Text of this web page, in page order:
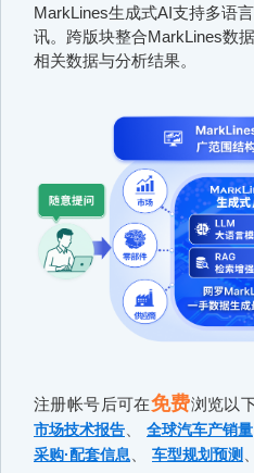
MarkLines生成式AI支持多语
讯。跨版块整合MarkLines数
相关数据与分析结果。
注册帐号后可在免费浏览以
市场技术报告 全球汽车产销量
采购·配套信息
车型规划预测